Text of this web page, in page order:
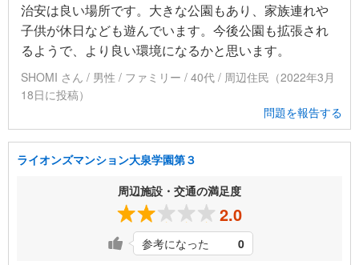
治安は良い場所です。大きな公園もあり、家族連れや
子供が休日なども遊んでいます。今後公園も拡張され
るようで、より良い環境になるかと思います。
SHOMI さん / 男性 / ファミリー / 40代 / 周辺住民（2022年3月
18日に投稿）
問題を報告する
ライオンズマンション大泉学園第３
周辺施設・交通の満足度
2.0
参考になった 0